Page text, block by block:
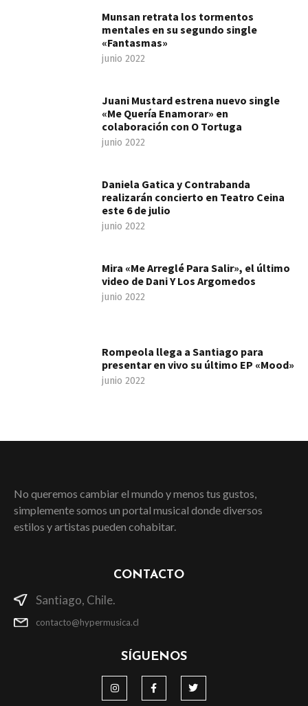
Munsan retrata los tormentos
mentales en su segundo single
«Fantasmas»
junio 2022
Juani Mustard estrena nuevo single
«Me Quería Enamorar» en
colaboración con O Tortuga
junio 2022
Daniela Gatica y Contrabanda
realizarán concierto en Teatro Ceina
este 6 de julio
junio 2022
Mira «Me Arreglé Para Salir», el último
video de Dani Y Los Argomedos
junio 2022
Rompeola llega a Santiago para
presentar en vivo su último EP «Mood»
junio 2022
No queremos cambiar el mundo y menos tus gustos,
simplemente somos un portal musical donde diversos
estilos y artistas pueden cohabitar.
CONTACTO
Santiago, Chile.
contacto@hypermusica.cl
SÍGUENOS